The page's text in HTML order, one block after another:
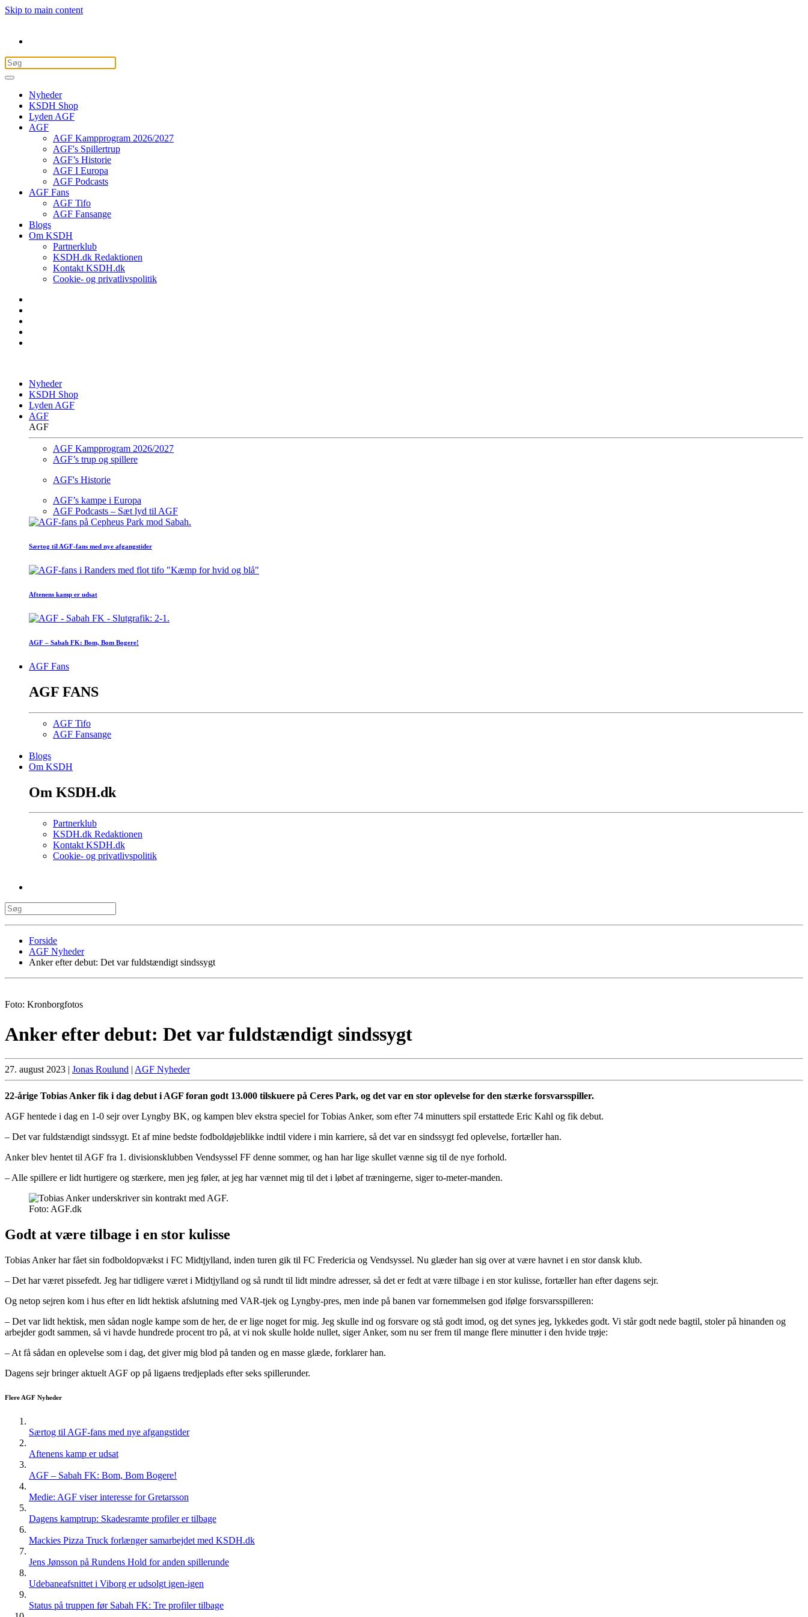
Skip to main content
Nyheder
KSDH Shop
Lyden AGF
AGF
AGF Kampprogram 2026/2027
AGF's Spillertrup
AGF’s Historie
AGF I Europa
AGF Podcasts
AGF Fans
AGF Tifo
AGF Fansange
Blogs
Om KSDH
Partnerklub
KSDH.dk Redaktionen
Kontakt KSDH.dk
Cookie- og privatlivspolitik
Nyheder
KSDH Shop
Lyden AGF
AGF
AGF
AGF Kampprogram 2026/2027
AGF’s trup og spillere
AGF's Historie
AGF’s kampe i Europa
AGF Podcasts – Sæt lyd til AGF
Særtog til AGF-fans med nye afgangstider
Aftenens kamp er udsat
AGF – Sabah FK: Bom, Bom Bogere!
AGF Fans
AGF FANS
AGF Tifo
AGF Fansange
Blogs
Om KSDH
Om KSDH.dk
Partnerklub
KSDH.dk Redaktionen
Kontakt KSDH.dk
Cookie- og privatlivspolitik
Forside
AGF Nyheder
Anker efter debut: Det var fuldstændigt sindssygt
Foto: Kronborgfotos
Anker efter debut: Det var fuldstændigt sindssygt
27. august 2023 | Jonas Roulund | AGF Nyheder
22-årige Tobias Anker fik i dag debut i AGF foran godt 13.000 tilskuere på Ceres Park, og det var en stor oplevelse for den stærke forsvarsspiller.
AGF hentede i dag en 1-0 sejr over Lyngby BK, og kampen blev ekstra speciel for Tobias Anker, som efter 74 minutters spil erstattede Eric Kahl og fik debut.
– Det var fuldstændigt sindssygt. Et af mine bedste fodboldøjeblikke indtil videre i min karriere, så det var en sindssygt fed oplevelse, fortæller han.
Anker blev hentet til AGF fra 1. divisionsklubben Vendsyssel FF denne sommer, og han har lige skullet vænne sig til de nye forhold.
– Alle spillere er lidt hurtigere og stærkere, men jeg føler, at jeg har vænnet mig til det i løbet af træningerne, siger to-meter-manden.
Foto: AGF.dk
Godt at være tilbage i en stor kulisse
Tobias Anker har fået sin fodboldopvækst i FC Midtjylland, inden turen gik til FC Fredericia og Vendsyssel. Nu glæder han sig over at være havnet i en stor dansk klub.
– Det har været pissefedt. Jeg har tidligere været i Midtjylland og så rundt til lidt mindre adresser, så det er fedt at være tilbage i en stor kulisse, fortæller han efter dagens sejr.
Og netop sejren kom i hus efter en lidt hektisk afslutning med VAR-tjek og Lyngby-pres, men inde på banen var fornemmelsen god ifølge forsvarsspilleren:
– Det var lidt hektisk, men sådan nogle kampe som de her, de er lige noget for mig. Jeg skulle ind og forsvare og stå godt imod, og det synes jeg, lykkedes godt. Vi står godt nede bagtil, stoler på hinanden og
arbejder godt sammen, så vi havde hundrede procent tro på, at vi nok skulle holde nullet, siger Anker, som nu ser frem til mange flere minutter i den hvide trøje:
– At få sådan en oplevelse som i dag, det giver mig blod på tanden og en masse glæde, forklarer han.
Dagens sejr bringer aktuelt AGF op på ligaens tredjeplads efter seks spillerunder.
Flere AGF Nyheder
Særtog til AGF-fans med nye afgangstider
Aftenens kamp er udsat
AGF – Sabah FK: Bom, Bom Bogere!
Medie: AGF viser interesse for Gretarsson
Dagens kamptrup: Skadesramte profiler er tilbage
Mackies Pizza Truck forlænger samarbejdet med KSDH.dk
Jens Jønsson på Rundens Hold for anden spillerunde
Udebaneafsnittet i Viborg er udsolgt igen-igen
Status på truppen før Sabah FK: Tre profiler tilbage